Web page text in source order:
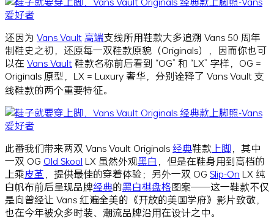
还因为 Vans Vault 高端支线所用鞋款大多追溯 Vans 50 周年
制鞋史之初，还原每一双鞋款原貌（Originals），因而你也可
以在 Vans Vault鞋款名称前后看到 “OG” 和 “LX” 字样，OG =
Originals 原型，LX = Luxury 奢华，分别诠释了 Vans Vault 支
线鞋款的两个重要特征。
此番我们带来两双 Vans Vault Originals经典鞋款 上脚 ，其中
一双 OG Old Skool LX 虽然外观黑白 ，但是在鞋身用到高档的
上乘皮革 ，提供最佳的穿着体验；另外一双 OG Slip-On LX 纯
白帆布前后呈现品牌经典的黑白棋盘格图案——这一鞋款不仅
是向曾经让 Vans 红遍全美的《开放的美国学府》影片致敬，
也在今年被众多时装、潮流品牌沿用在设计之中。